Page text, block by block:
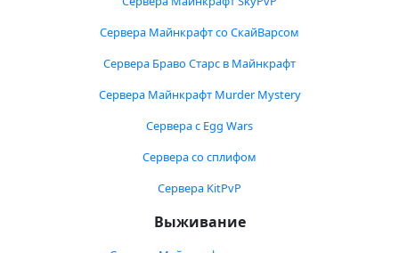
Сервера Майнкрафт со СкайВарсом
Сервера Браво Старс в Майнкрафт
Сервера Майнкрафт Murder Mystery
Сервера с Egg Wars
Сервера со сплифом
Сервера KitPvP
Выживание